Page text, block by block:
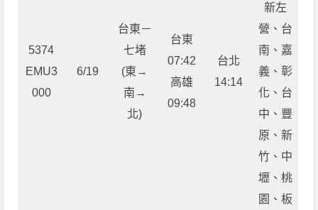
5374
EMU3
000
6/19
台東－
七堵
(東→
南→
北)
台東
07:42
高雄
09:48
台北
14:14
新左
營、台
南、嘉
義、彰
化、台
中、豐
原、新
竹、中
壢、桃
園、板